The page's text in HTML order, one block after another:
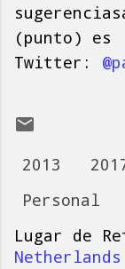
(punto) es
Twitter:
2013
Personal
Lugar de
Netherlands